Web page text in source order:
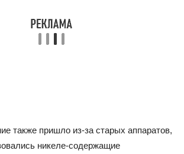
также пришло из-за старых аппаратов,
никеле-содержащие